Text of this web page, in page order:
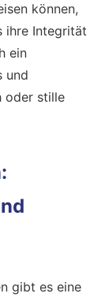
können,
ihre Integrität
ein
und
oder stille
gibt es eine